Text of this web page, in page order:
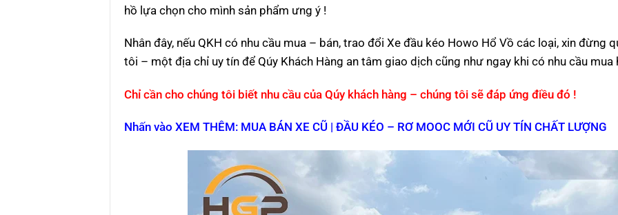
hồ lựa chọn cho mình sản phẩm ưng ý !
Nhân đây, nếu QKH có nhu cầu mua – bán, trao đổi Xe đầu kéo Howo Hổ Vồ các loại, xin đừng
tôi – một địa chỉ uy tín để Qúy Khách Hàng an tâm giao dịch cũng như ngay khi có nhu cầu
Chỉ cần cho chúng tôi biết nhu cầu của Qúy khách hàng – chúng tôi sẽ đáp ứng điều đó !
Nhấn vào XEM THÊM: MUA BÁN XE CŨ | ĐẦU KÉO – RƠ MOOC MỚI CŨ UY TÍN CHẤT LƯỢNG